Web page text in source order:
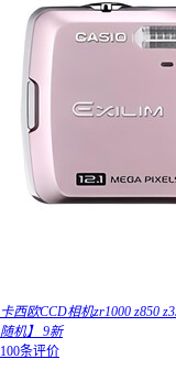
卡西欧CCD相机zr1000 z850
随机】 9新
100条评价